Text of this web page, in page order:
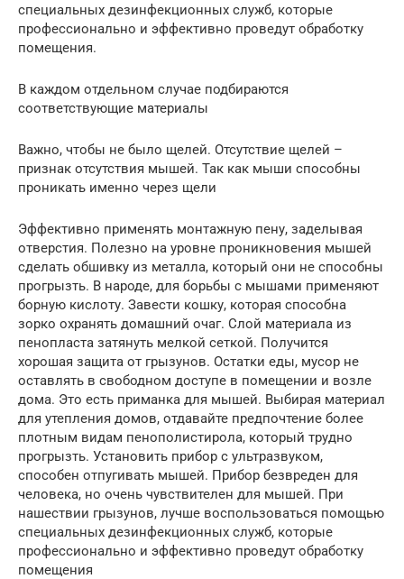
специальных дезинфекционных служб, которые
профессионально и эффективно проведут обработку
помещения.
В каждом отдельном случае подбираются
соответствующие материалы
Важно, чтобы не было щелей. Отсутствие щелей –
признак отсутствия мышей. Так как мыши способны
проникать именно через щели
Эффективно применять монтажную пену, заделывая
отверстия. Полезно на уровне проникновения мышей
сделать обшивку из металла, который они не способны
прогрызть. В народе, для борьбы с мышами применяют
борную кислоту. Завести кошку, которая способна
зорко охранять домашний очаг. Слой материала из
пенопласта затянуть мелкой сеткой. Получится
хорошая защита от грызунов. Остатки еды, мусор не
оставлять в свободном доступе в помещении и возле
дома. Это есть приманка для мышей. Выбирая материал
для утепления домов, отдавайте предпочтение более
плотным видам пенополистирола, который трудно
прогрызть. Установить прибор с ультразвуком,
способен отпугивать мышей. Прибор безвреден для
человека, но очень чувствителен для мышей. При
нашествии грызунов, лучше воспользоваться помощью
специальных дезинфекционных служб, которые
профессионально и эффективно проведут обработку
помещения